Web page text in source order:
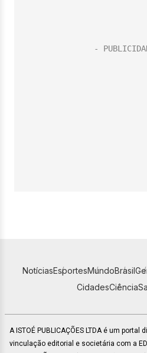
NotíciasEsportesMundoBrasil
CidadesCiência
A ISTOÉ PUBLICAÇÕES LTDA é um
vinculação editorial e societária com a